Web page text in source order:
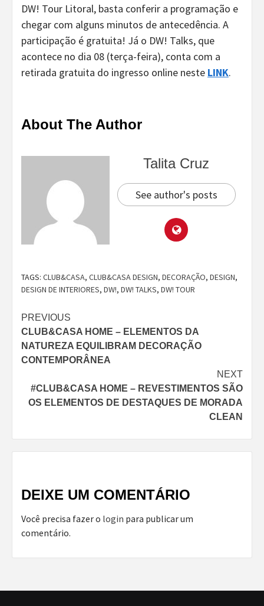
DW! Tour Litoral, basta conferir a programação e
chegar com alguns minutos de antecedência. A
participação é gratuita! Já o DW! Talks, que
acontece no dia 08 (terça-feira), conta com a
retirada gratuita do ingresso online neste LINK.
About The Author
Talita Cruz
See author's posts
TAGS: CLUB&CASA, CLUB&CASA DESIGN, DECORAÇÃO, DESIGN,
DESIGN DE INTERIORES, DW!, DW! TALKS, DW! TOUR
Continue
Reading
PREVIOUS
CLUB&CASA HOME – ELEMENTOS DA
NATUREZA EQUILIBRAM DECORAÇÃO
CONTEMPORÂNEA
NEXT
#CLUB&CASA HOME – REVESTIMENTOS SÃO
OS ELEMENTOS DE DESTAQUES DE MORADA
CLEAN
DEIXE UM COMENTÁRIO
Você precisa fazer o login para publicar um
comentário.